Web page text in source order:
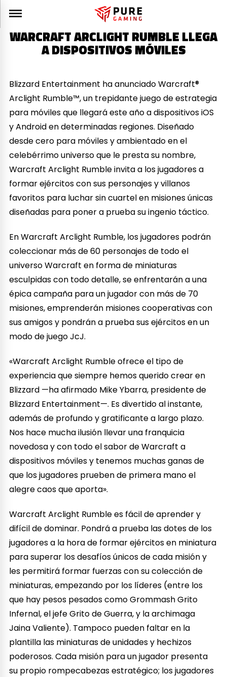
WARCRAFT ARCLIGHT RUMBLE LLEGA
A DISPOSITIVOS MÓVILES
Blizzard Entertainment ha anunciado Warcraft®
Arclight Rumble™, un trepidante juego de estrategia
para móviles que llegará este año a dispositivos iOS
y Android en determinadas regiones. Diseñado
desde cero para móviles y ambientado en el
celebérrimo universo que le presta su nombre,
Warcraft Arclight Rumble invita a los jugadores a
formar ejércitos con sus personajes y villanos
favoritos para luchar sin cuartel en misiones únicas
diseñadas para poner a prueba su ingenio táctico.
En Warcraft Arclight Rumble, los jugadores podrán
coleccionar más de 60 personajes de todo el
universo Warcraft en forma de miniaturas
esculpidas con todo detalle, se enfrentarán a una
épica campaña para un jugador con más de 70
misiones, emprenderán misiones cooperativas con
sus amigos y pondrán a prueba sus ejércitos en un
modo de juego JcJ.
«Warcraft Arclight Rumble ofrece el tipo de
experiencia que siempre hemos querido crear en
Blizzard —ha afirmado Mike Ybarra, presidente de
Blizzard Entertainment—. Es divertido al instante,
además de profundo y gratificante a largo plazo.
Nos hace mucha ilusión llevar una franquicia
novedosa y con todo el sabor de Warcraft a
dispositivos móviles y tenemos muchas ganas de
que los jugadores prueben de primera mano el
alegre caos que aporta».
Warcraft Arclight Rumble es fácil de aprender y
difícil de dominar. Pondrá a prueba las dotes de los
jugadores a la hora de formar ejércitos en miniatura
para superar los desafíos únicos de cada misión y
les permitirá formar fuerzas con su colección de
miniaturas, empezando por los líderes (entre los
que hay pesos pesados como Grommash Grito
Infernal, el jefe Grito de Guerra, y la archimaga
Jaina Valiente). Tampoco pueden faltar en la
plantilla las miniaturas de unidades y hechizos
poderosos. Cada misión para un jugador presenta
su propio rompecabezas estratégico; los jugadores